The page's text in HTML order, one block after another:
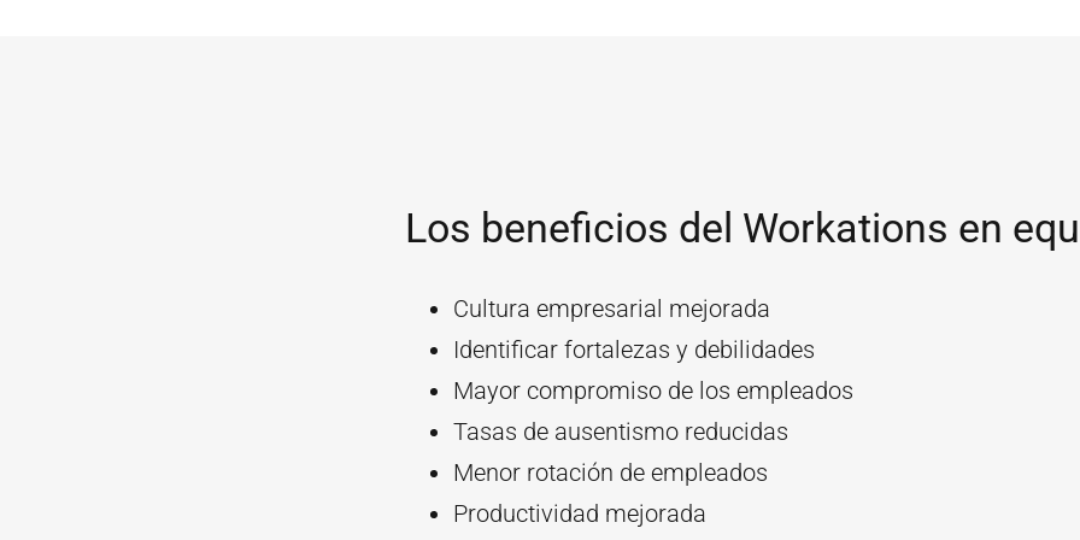
Los beneficios del Workations en
Cultura empresarial mejorada
Identificar fortalezas y debilidades
Mayor compromiso de los empleados
Tasas de ausentismo reducidas
Menor rotación de empleados
Productividad mejorada